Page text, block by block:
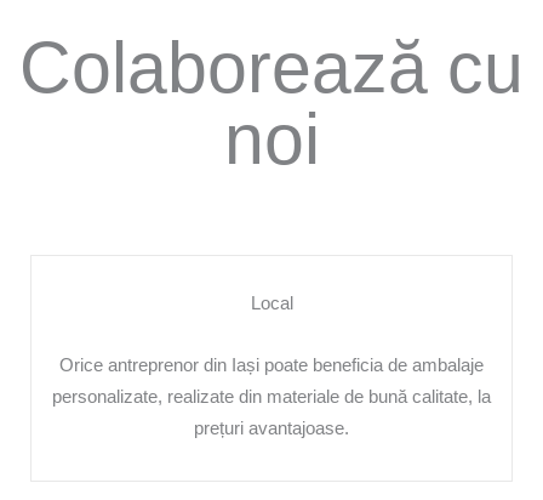
Colaborează cu
noi
Local
Orice antreprenor din Iași poate beneficia de ambalaje
personalizate, realizate din materiale de bună calitate, la
prețuri avantajoase.​